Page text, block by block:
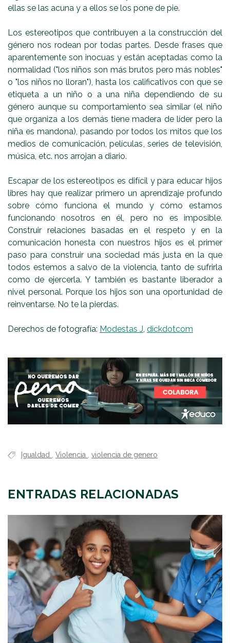
ellas se las acuna y a ellos se los pone de pie.
Los estereotipos que contribuyen a la construcción del
género nos rodean por todas partes. Desde frases que
aparentemente son inocuas y están aceptadas como la
normalidad ("los niños son más brutos pero más nobles"
o "los niños no lloran"), hasta los calificativos con que se
etiqueta a un niño o a una niña dependiendo de su
género aunque su comportamiento sea similar (el niño
que organiza a los demás tiene madera de líder pero la
niña es mandona), pasando por todos los mitos que los
medios de comunicación, películas, series de televisión,
música, etc. nos arrojan a diario.
Escapar de los estereotipos es difícil y para educar hijos
libres hay que realizar primero un aprendizaje profundo
sobre cómo funciona el mundo y cómo estamos
funcionando nosotros en él, pero no es imposible.
Construir relaciones basadas en el respeto y en la
comunicación honesta con nuestros hijos es el primer
paso para construir una sociedad más justa en la que
todos estemos a salvo de la violencia, tanto de sufrirla
como de ejercerla. Y también es bastante liberador a
nivel personal. Porque los hijos son una oportunidad de
reinventarse. No te la pierdas.
Derechos de fotografía: Modestas J dickdotcom
Igualdad Violencia violencia de genero
ENTRADAS RELACIONADAS